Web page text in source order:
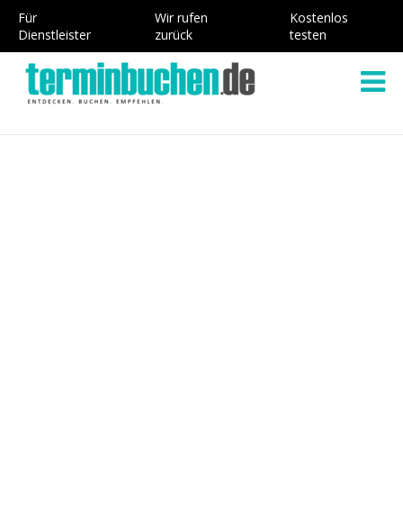
Für
Dienstleister
Wir rufen
zurück
Kostenlos
testen